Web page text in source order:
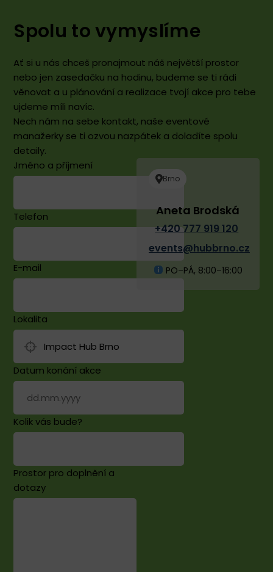
Spolu to vymyslíme
Ať si u nás chceš pronajmout náš největší prostor
nebo jen zasedačku na hodinu, budeme se ti rádi
věnovat a u plánování a realizace tvojí akce pro tebe
ujdeme míli navíc.
Nech nám na sebe kontakt, naše eventové
manažerky se ti ozvou nazpátek a doladíte spolu
detaily.
Jméno a příjmení
Telefon
E-mail
Lokalita
Datum konání akce
Kolik vás bude?
Prostor pro doplnění a
dotazy
Brno
Aneta Brodská
+420 777 919 120
events@hubbrno.cz
PO–PÁ, 8:00–16:00